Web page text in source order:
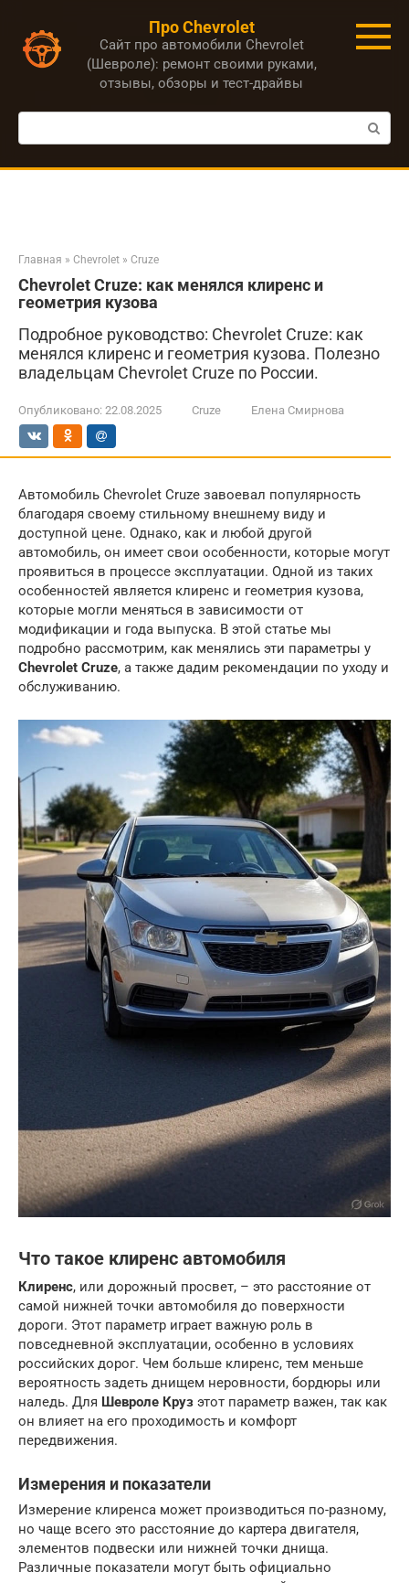
контенту
Про Chevrolet
Сайт про автомобили Chevrolet
(Шевроле): ремонт своими руками,
отзывы, обзоры и тест-драйвы
Поиск:
Главная » Chevrolet » Cruze
Chevrolet Cruze: как менялся клиренс и
геометрия кузова
Подробное руководство: Chevrolet Cruze: как
менялся клиренс и геометрия кузова. Полезно
владельцам Chevrolet Cruze по России.
Опубликовано: 22.08.2025 Cruze Елена Смирнова
Автомобиль Chevrolet Cruze завоевал популярность
благодаря своему стильному внешнему виду и
доступной цене. Однако, как и любой другой
автомобиль, он имеет свои особенности, которые могут
проявиться в процессе эксплуатации. Одной из таких
особенностей является клиренс и геометрия кузова,
которые могли меняться в зависимости от
модификации и года выпуска. В этой статье мы
подробно рассмотрим, как менялись эти параметры у
Chevrolet Cruze, а также дадим рекомендации по уходу и
обслуживанию.
Что такое клиренс автомобиля
Клиренс, или дорожный просвет, – это расстояние от
самой нижней точки автомобиля до поверхности
дороги. Этот параметр играет важную роль в
повседневной эксплуатации, особенно в условиях
российских дорог. Чем больше клиренс, тем меньше
вероятность задеть днищем неровности, бордюры или
наледь. Для Шевроле Круз этот параметр важен, так как
он влияет на его проходимость и комфорт
передвижения.
Измерения и показатели
Измерение клиренса может производиться по-разному,
но чаще всего это расстояние до картера двигателя,
элементов подвески или нижней точки днища.
Различные показатели могут быть официально